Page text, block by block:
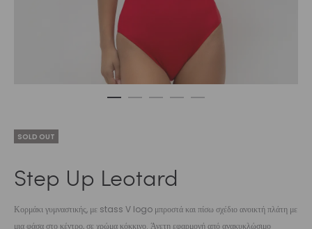
SOLD OUT
Step Up Leotard
Κορμάκι γυμναστικής, με stass V logo μπροστά και πίσω σχέδιο ανοικτή πλάτη με
μια φάσα στο κέντρο, σε χρώμα κόκκινο. Άνετη εφαρμογή από ανακυκλώσιμο